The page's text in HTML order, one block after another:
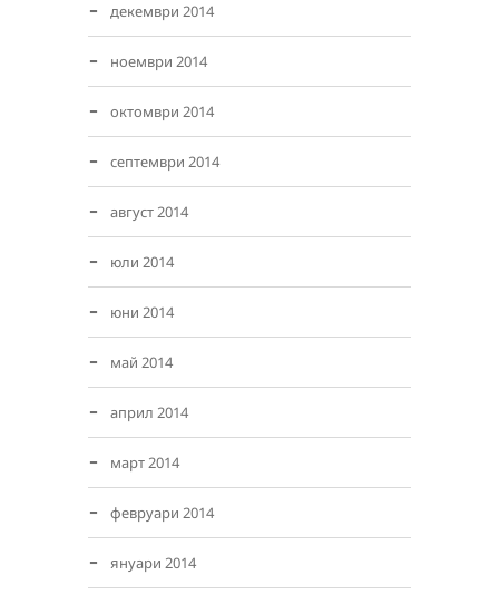
декември 2014
ноември 2014
октомври 2014
септември 2014
август 2014
юли 2014
юни 2014
май 2014
април 2014
март 2014
февруари 2014
януари 2014